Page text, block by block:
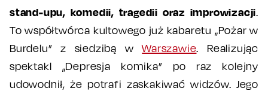
stand-upu, komedii, tragedii oraz improwizacji.
To współtwórca kultowego już kabaretu „Pożar w
Burdelu” z siedzibą wWarszawie. Realizując
spektakl „Depresja komika” po raz kolejny
udowodnił, że potrafi zaskakiwać widzów. Jego